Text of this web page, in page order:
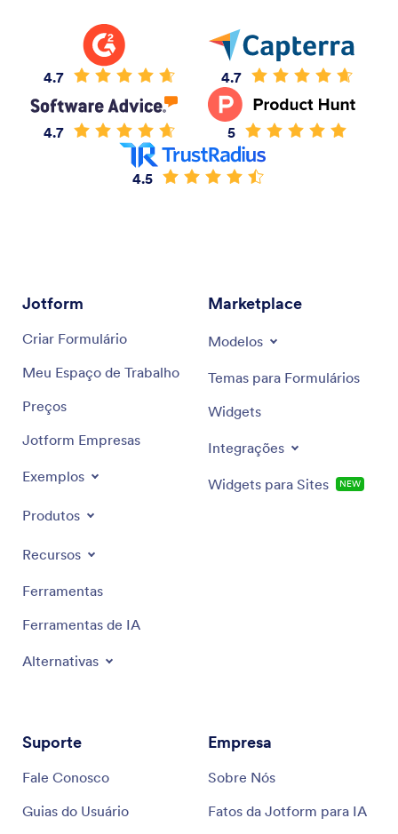
4.7 4.7
4.7 5
4.5
Jotform
Criar Formulário
Meu Espaço de Trabalho
Preços
Jotform Empresas
Exemplos
Produtos
Recursos
Ferramentas
Ferramentas de IA
Alternativas
Marketplace
Modelos
Temas para Formulários
Widgets
Integrações
Widgets para Sites NEW
Suporte
Fale Conosco
Guias do Usuário
Empresa
Sobre Nós
Fatos da Jotform para IA